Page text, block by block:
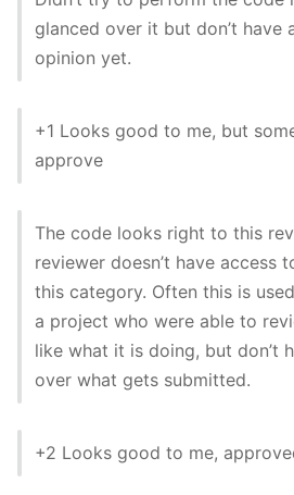
glanced over it but don’t have
opinion yet.
+1 Looks good to me, but
approve
The code looks right to this
reviewer doesn’t have access
this category. Often this is
a project who were able to
like what it is doing, but don’t
over what gets submitted.
+2 Looks good to me,